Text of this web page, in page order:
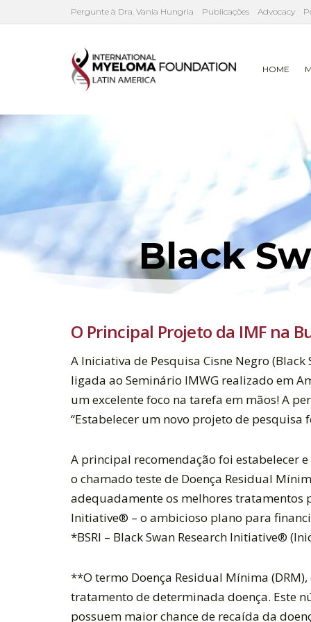
Pergunte à Dra. Vania Hungria Publicações Advocacy
HOME
Black
O Principal Projeto da IMF na
A Iniciativa de Pesquisa Cisne Negro
ligada ao Seminário IMWG realizado em
um excelente foco na tarefa em mãos! A
“Estabelecer um novo projeto de
A principal recomendação foi estabelecer
o chamado teste de Doença Residual
adequadamente os melhores tratamentos
Initiative® – o ambicioso plano para
*BSRI – Black Swan Research Initiative®
**O termo Doença Residual Mínima
tratamento de determinada doença. Este
possuem maior chance de recaída da